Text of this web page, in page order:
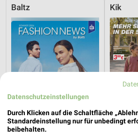
Baltz Kik
Datenschutzeinstellungen
Durch Klicken auf die Schaltfläche
Standardeinstellung nur für unbedingt
beibehalten.